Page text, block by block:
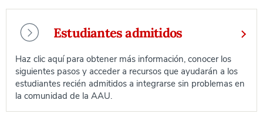
Estudiantes admitidos
Haz clic aquí para obtener más información, conocer los
siguientes pasos y acceder a recursos que ayudarán a los
estudiantes recién admitidos a integrarse sin problemas en
la comunidad de la AAU.